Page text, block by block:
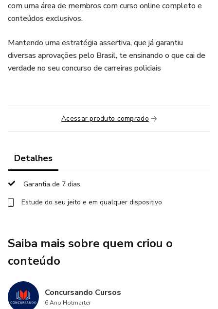
com uma área de membros com curso online completo e
conteúdos exclusivos.
Mantendo uma estratégia assertiva, que já garantiu
diversas aprovações pelo Brasil, te ensinando o que cai de
verdade no seu concurso de carreiras policiais
Acessar produto comprado
Detalhes
Garantia de 7 dias
Estude do seu jeito e em qualquer dispositivo
Saiba mais sobre quem criou o
conteúdo
Concursando Cursos
6 Ano Hotmarter